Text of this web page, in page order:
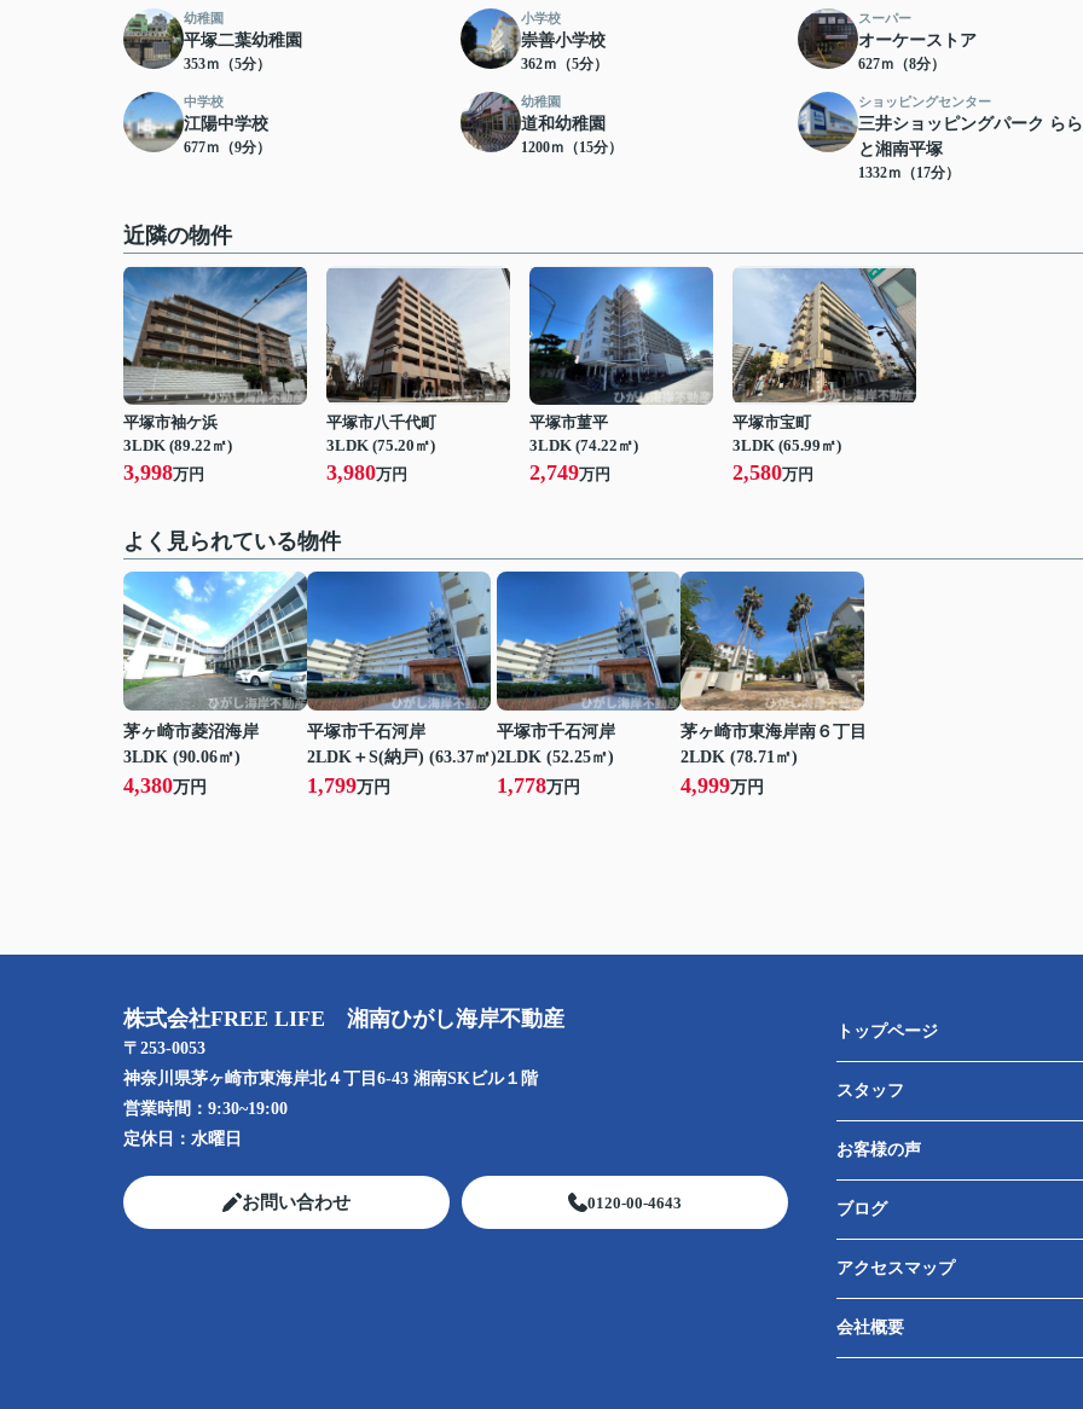
幼稚園
平塚二葉幼稚園
353ｍ（5分）
小学校
崇善小学校
362ｍ（5分）
スーパー
オーケーストア
627ｍ（8分）
中学校
江陽中学校
677ｍ（9分）
幼稚園
道和幼稚園
1200ｍ（15分）
ショッピングセンター
三井ショッピングパーク ら
と湘南平塚
1332ｍ（17分）
近隣の物件
平塚市袖ケ浜
3LDK (89.22㎡)
3,998万円
平塚市八千代町
3LDK (75.20㎡)
3,980万円
平塚市菫平
3LDK (74.22㎡)
2,749万円
平塚市宝町
3LDK (65.99㎡)
2,580万円
よく見られている物件
茅ヶ崎市菱沼海岸
3LDK (90.06㎡)
4,380万円
平塚市千石河岸
2LDK＋S(納戸) (63.37㎡)
1,799万円
平塚市千石河岸
2LDK (52.25㎡)
1,778万円
茅ヶ崎市東海岸南６丁目
2LDK (78.71㎡)
4,999万円
株式会社FREE LIFE 湘南ひがし海岸不動産
〒253-0053
神奈川県茅ヶ崎市東海岸北４丁目6-43 湘南SKビル１階
営業時間： 9:30~19:00
定休日： 水曜日
お問い合わせ 0120-00-4643
トップページ
スタッフ
お客様の声
ブログ
アクセスマップ
会社概要